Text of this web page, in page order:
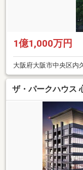
1億1,000万円
大阪府大阪市中央区内
ザ・パークハウス